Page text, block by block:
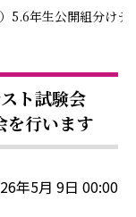
5.6年生公開組分け
ト試験会
行います
年5月 9日 00:00